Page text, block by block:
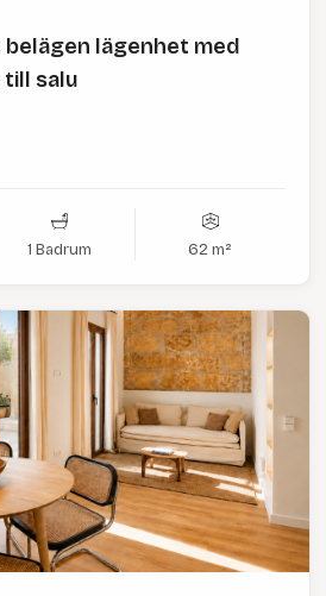
lägenhet med
till salu
1 Badrum 62 m²